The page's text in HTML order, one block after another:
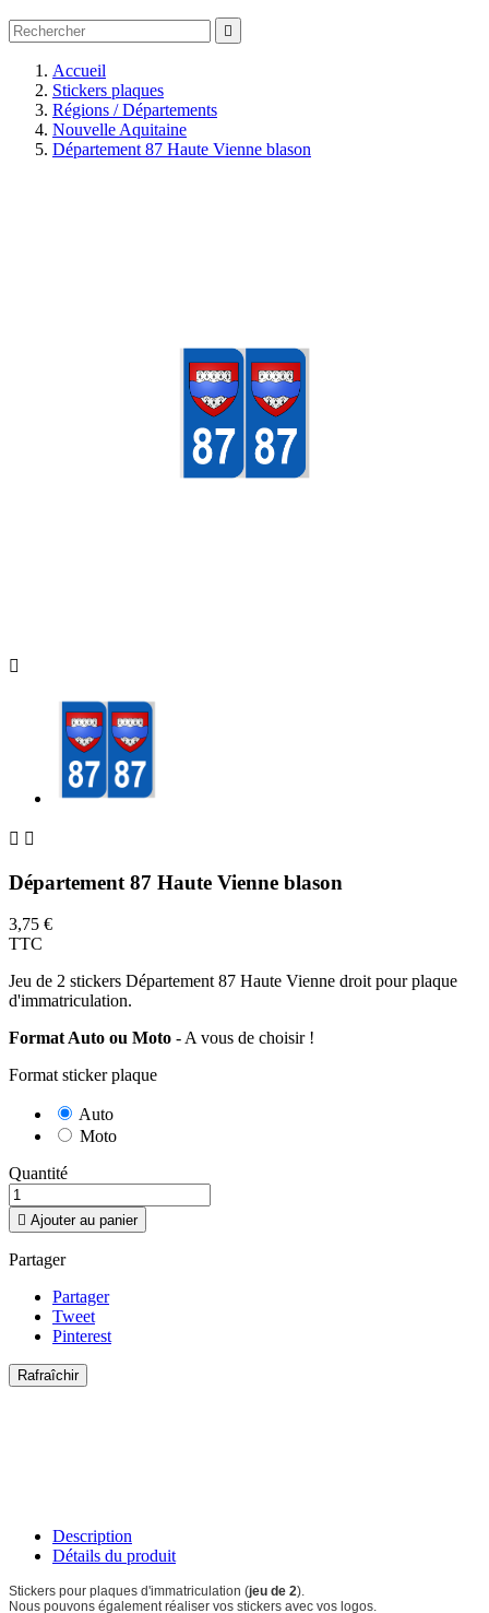

Accueil
Stickers plaques
Régions / Départements
Nouvelle Aquitaine
Département 87 Haute Vienne blason

 
Département 87 Haute Vienne blason
3,75 €
TTC
Jeu de 2 stickers Département 87 Haute Vienne droit pour plaque
d'immatriculation.
Format Auto ou Moto - A vous de choisir !
Format sticker plaque
Auto
Moto
Quantité
 Ajouter au panier
Partager
Partager
Tweet
Pinterest
Description
Détails du produit
Stickers pour plaques d'immatriculation (jeu de 2).
Nous pouvons également réaliser vos stickers avec vos logos.